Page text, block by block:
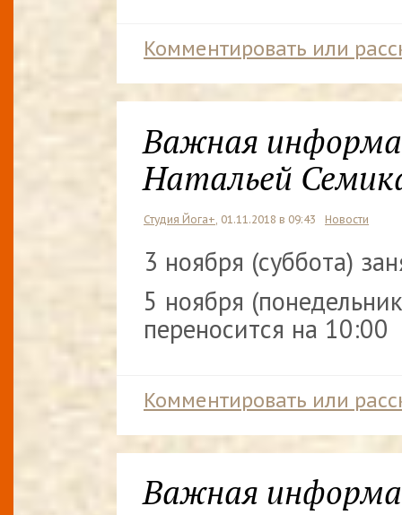
Комментировать или
Важная
Натальей
Студия Йога+ , 01.11.2018 в 09:43 Новости
3 ноября (суббота)
5 ноября
переносится на 10:00
Комментировать или
Важная